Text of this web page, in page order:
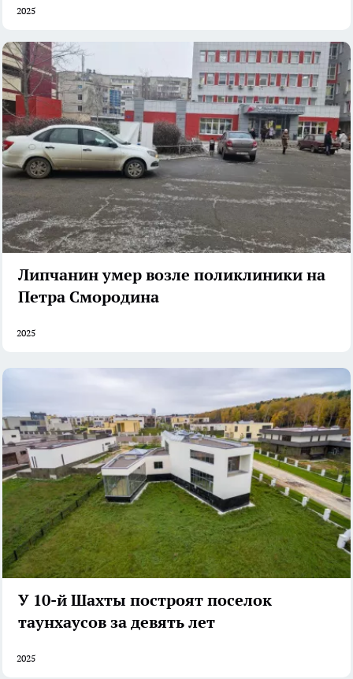
2025
Липчанин умер возле поликлиники на
Петра Смородина
2025
У 10-й Шахты построят поселок
таунхаусов за девять лет
2025